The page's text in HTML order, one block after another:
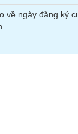
về ngày đăng ký